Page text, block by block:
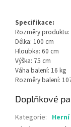
Specifikace:
Rozměry produktu:
Délka: 100 cm
Hloubka: 60 cm
Výška: 75 cm
Váha balení: 16 kg
Rozměry balení:
Doplňkové
Kategorie: